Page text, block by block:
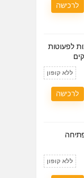
לרכישה
לפעוטות
ללא קופון
לרכישה
ללא קופון